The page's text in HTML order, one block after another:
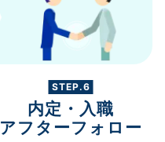
STEP.6
内定・入職
アフターフォロー